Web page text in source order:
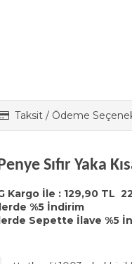
Taksit / Ödeme
Sıfır Yaka
Kargo İle : 129,90 TL
%5 İndirim
Sepette İlave %5